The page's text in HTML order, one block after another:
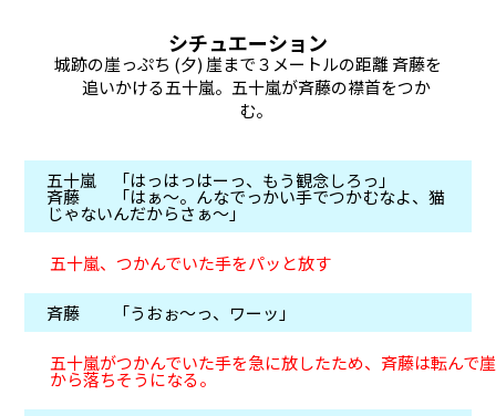
シチュエーション
城跡の崖っぷち (夕) 崖まで３メートルの距離 斉藤を
追いかける五十嵐。五十嵐が斉藤の襟首をつか
む。
五十嵐 「はっはっはーっ、もう観念しろっ」
斉藤 「はぁ～。んなでっかい手でつかむなよ、猫
じゃないんだからさぁ～」
五十嵐、つかんでいた手をパッと放す
斉藤 「うおぉ～っ、ワーッ」
五十嵐がつかんでいた手を急に放したため、斉藤は転んで崖
から落ちそうになる。